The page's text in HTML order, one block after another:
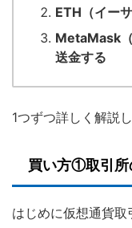
ETH（イー
MetaMask
送金する
1つずつ詳しく解説
買い方①取引所
はじめに仮想通貨取